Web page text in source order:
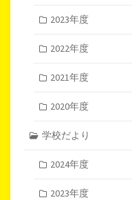
2023年度
2022年度
2021年度
2020年度
学校だより
2024年度
2023年度